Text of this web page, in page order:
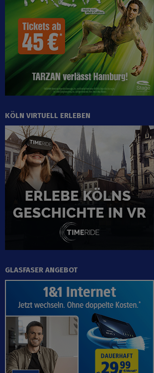
KÖLN VIRTUELL ERLEBEN
GLASFASER ANGEBOT